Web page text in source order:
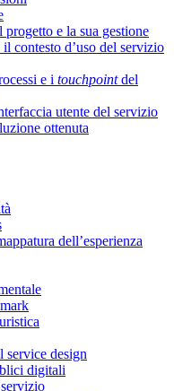
e la sua gestione
contesto d’uso del servizio
e i touchpointdel
utente del servizio
ottenuta
dell’esperienza
service design
digitali